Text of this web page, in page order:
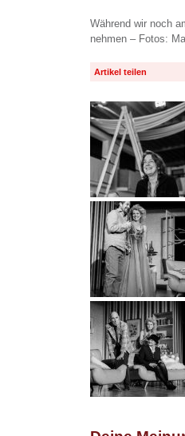
Während wir noch
nehmen – Fotos:
Artikel teilen